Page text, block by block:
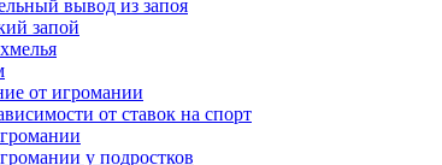
вывод из запоя
запой
от игромании
от ставок на спорт
у подростков